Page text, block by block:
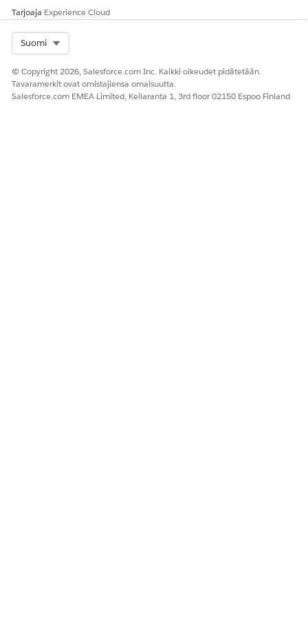
Tarjoaja Experience Cloud
Suomi
© Copyright 2026, Salesforce.com Inc. Kaikki oikeudet pidätetään.
Tavaramerkit ovat omistajiensa omaisuutta.
Salesforce.com EMEA Limited, Keilaranta 1, 3rd floor 02150 Espoo Finland